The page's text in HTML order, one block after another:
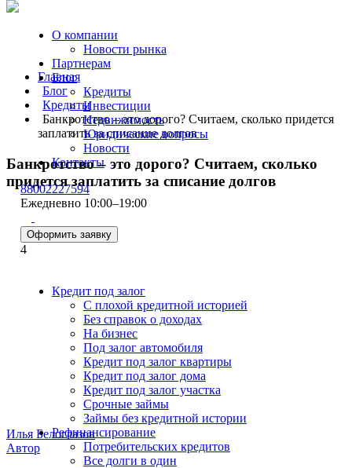
О компании
Новости рынка
Партнерам
Блог
Кредиты
Инвестиции
Недвижимость
Юридические вопросы
Новости
Контакты
88002227594
Ежедневно 10:00–19:00
Оформить заявку
4
Кредит под залог
С плохой кредитной историей
Без справок о доходах
На бизнес
Под залог автомобиля
Кредит под залог квартиры
Кредит под залог дома
Кредит под залог участка
Срочные займы
Займы без кредитной истории
Рефинансирование
Потребительских кредитов
Все долги в один
Главная
Блог
Кредиты
Банкротство – это дорого? Считаем, сколько придется
заплатить за списание долгов
Банкротство – это дорого? Считаем, сколько
придется заплатить за списание долгов
Илья Белоглазов
Автор